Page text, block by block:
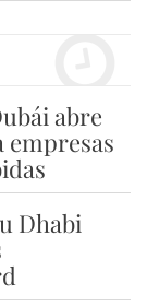
abre
Dhabi